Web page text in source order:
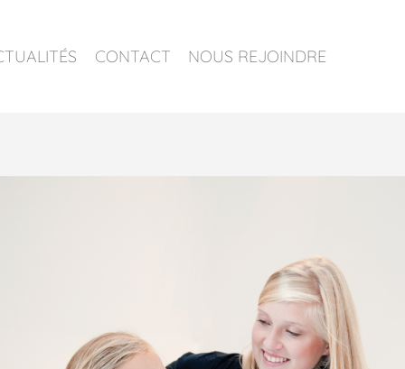
CONTACT NOUS REJOINDRE